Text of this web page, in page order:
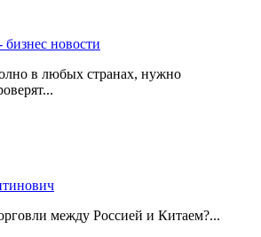
бизнес новости
в любых странах, нужно
между Россией и Китаем?...